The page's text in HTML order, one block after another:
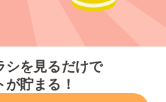
シを見るだけで
貯まる！